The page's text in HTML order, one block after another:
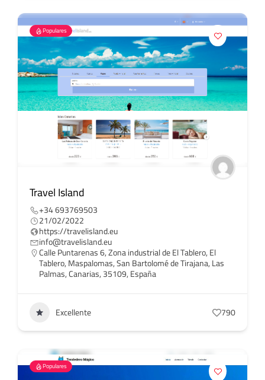
Populares
Travel Island
+34 693769503
21/02/2022
https://travelisland.eu
info@travelisland.eu
Calle Puntarenas 6, Zona industrial de El Tablero, El
Tablero, Maspalomas, San Bartolomé de Tirajana, Las
Palmas, Canarias, 35109, España
Excellente 790
Populares